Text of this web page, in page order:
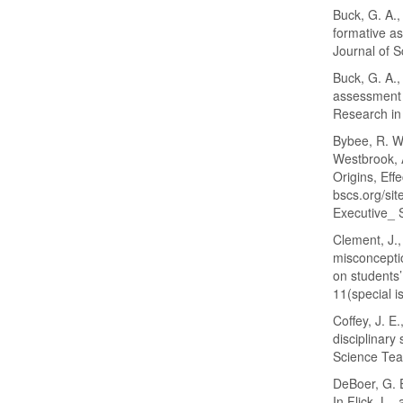
Buck, G.
formative
Journal of
Buck, G.
Research
Bybee, R.
Westbrook,
Origins,
bscs.org/
Executive_
Clement,
on
11(special
Coffey, J.
disciplinary
Science
DeBoer, G.